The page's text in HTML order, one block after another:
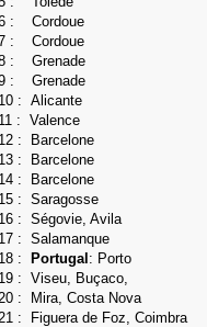
: Cordoue
: Cordoue
: Grenade
:
Grenade
: Alicante
:
Valence
: Barcelone
: Barcelone
: Barcelone
: Saragosse
: Ségovie, Avila
:
Salamanque
:
Portugal : Porto
: Viseu, Buçaco,
: Mira, Costa Nova
: Figuera de Foz, Coimbra